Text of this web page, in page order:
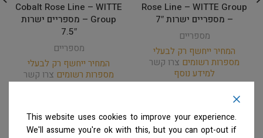
Rose Line – WITTE Group
– מספריים ישרות 7″
מספריים
המחיר ייחשף רק לבעלי
מספרות רשומים צרו קשר
למידע נוסף
Cobalt Rose Line – WITTE
Group – מספריים ישרות
7.5″
מספריים
המחיר ייחשף רק לבעלי
מספרות רשומים צרו קשר
למידע נוסף
This website uses cookies to improve your experience.
We'll assume you're ok with this, but you can opt-out if